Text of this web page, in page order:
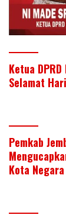
Ketua
Selamat
Pemkab
Kota